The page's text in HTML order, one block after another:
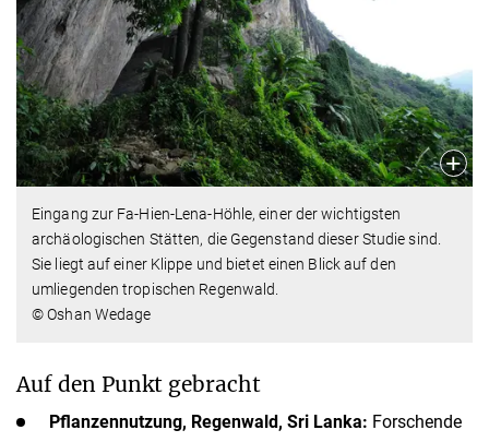
Eingang zur Fa-Hien-Lena-Höhle, einer der wichtigsten
archäologischen Stätten, die Gegenstand dieser Studie sind.
Sie liegt auf einer Klippe und bietet einen Blick auf den
umliegenden tropischen Regenwald.
© Oshan Wedage
Auf den Punkt gebracht
Pflanzennutzung, Regenwald, Sri Lanka: Forschende